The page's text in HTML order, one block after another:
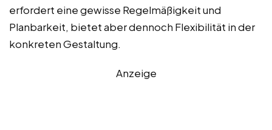
erfordert eine gewisse Regelmäßigkeit und
Planbarkeit, bietet aber dennoch Flexibilität in der
konkreten Gestaltung.
Anzeige